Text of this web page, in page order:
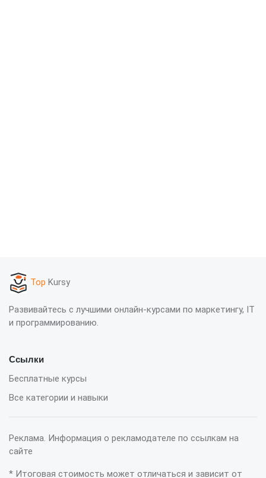
Top Kursy
Развивайтесь с лучшими онлайн-курсами по маркетингу, IT
и программированию.
Ссылки
Бесплатные курсы
Все категории и навыки
Реклама. Информация о рекламодателе по ссылкам на
сайте
* Итоговая стоимость может отличаться и зависит от